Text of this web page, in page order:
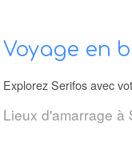
Voyage en
Explorez Serifos avec
Lieux d'amarrage à